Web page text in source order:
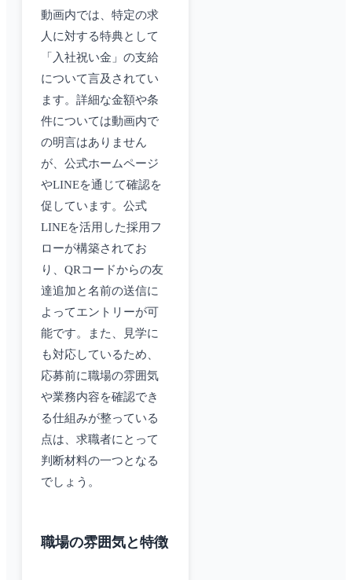
動画内では、特定の求
人に対する特典として
「入社祝い金」の支給
について言及されてい
ます。詳細な金額や条
件については動画内で
の明言はありません
が、公式ホームページ
やLINEを通じて確認を
促しています。公式
LINEを活用した採用フ
ローが構築されてお
り、QRコードからの友
達追加と名前の送信に
よってエントリーが可
能です。また、見学に
も対応しているため、
応募前に職場の雰囲気
や業務内容を確認でき
る仕組みが整っている
点は、求職者にとって
判断材料の一つとなる
でしょう。
職場の雰囲気と特徴